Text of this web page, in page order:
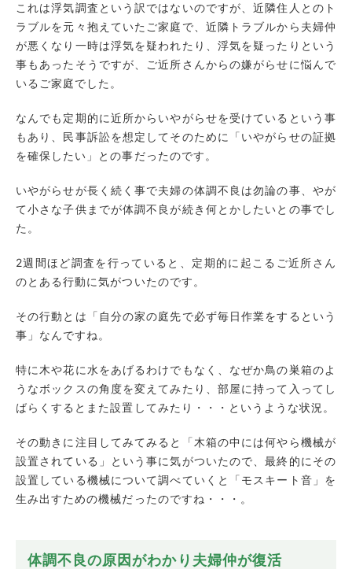
これは浮気調査という訳ではないのですが、近隣住人とのト
ラブルを元々抱えていたご家庭で、近隣トラブルから夫婦仲
が悪くなり一時は浮気を疑われたり、浮気を疑ったりという
事もあったそうですが、ご近所さんからの嫌がらせに悩んで
いるご家庭でした。
なんでも定期的に近所からいやがらせを受けているという事
もあり、民事訴訟を想定してそのために「いやがらせの証拠
を確保したい」との事だったのです。
いやがらせが長く続く事で夫婦の体調不良は勿論の事、やが
て小さな子供までが体調不良が続き何とかしたいとの事でし
た。
2週間ほど調査を行っていると、定期的に起こるご近所さん
のとある行動に気がついたのです。
その行動とは「自分の家の庭先で必ず毎日作業をするという
事」なんですね。
特に木や花に水をあげるわけでもなく、なぜか鳥の巣箱のよ
うなボックスの角度を変えてみたり、部屋に持って入ってし
ばらくするとまた設置してみたり・・・というような状況。
その動きに注目してみてみると「木箱の中には何やら機械が
設置されている」という事に気がついたので、最終的にその
設置している機械について調べていくと「モスキート音」を
生み出すための機械だったのですね・・・。
体調不良の原因がわかり夫婦仲が復活